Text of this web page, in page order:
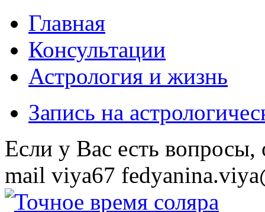
Главная
Консультации
Астрология и жизнь
Запись на
Eсли у Вас есть
mail viya67